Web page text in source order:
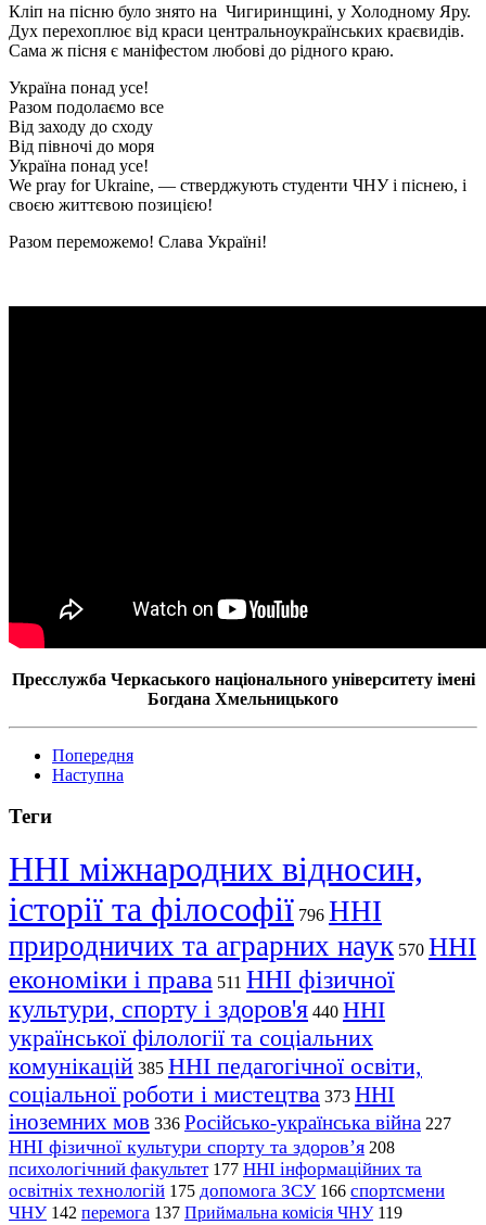
Кліп на пісню було знято на Чигиринщині, у Холодному Яру.
Дух перехоплює від краси центральноукраїнських краєвидів.
Сама ж пісня є маніфестом любові до рідного краю.
Україна понад усе!
Разом подолаємо все
Від заходу до сходу
Від півночі до моря
Україна понад усе!
We pray for Ukraine, — стверджують студенти ЧНУ і піснею, і
своєю життєвою позицією!
Разом переможемо! Слава Україні!
Пресслужба Черкаського національного університету імені
Богдана Хмельницького
Попередня
Наступна
Теги
ННІ міжнародних відносин,
історії та філософії 796 ННІ
природничих та аграрних наук 570 ННІ
економіки і права 511 ННІ фізичної
культури, спорту і здоров'я 440 ННІ
української філології та соціальних
комунікацій 385 ННІ педагогічної освіти,
соціальної роботи і мистецтва 373 ННІ
іноземних мов 336 Російсько-українська війна 227
ННІ фізичної культури спорту та здоров’я 208
психологічний факультет 177 ННІ інформаційних та
освітніх технологій 175 допомога ЗСУ 166 спортсмени
ЧНУ 142 перемога 137 Приймальна комісія ЧНУ 119